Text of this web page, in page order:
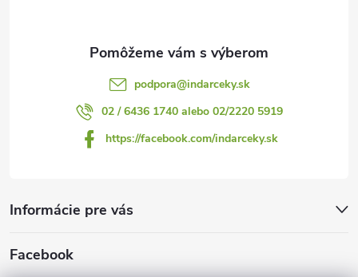
podpora@indarceky.sk
02 / 6436 1740 alebo 02/2220 5919
https://facebook.com/indarceky.sk
Informácie pre vás
Facebook